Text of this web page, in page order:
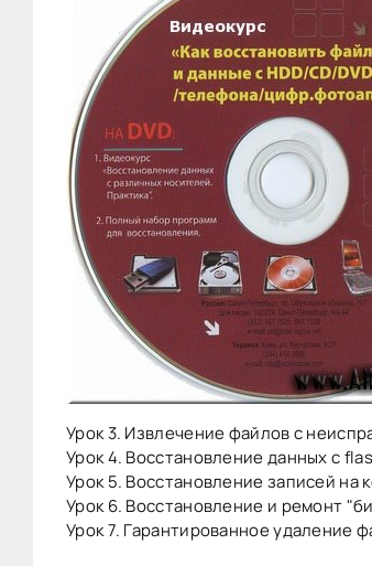
Урок 3. Извлечение файлов с
Урок 4. Восстановление данных с
Урок 5. Восстановление записей на
Урок 6. Восстановление и ремонт
Урок 7. Гарантированное удаление